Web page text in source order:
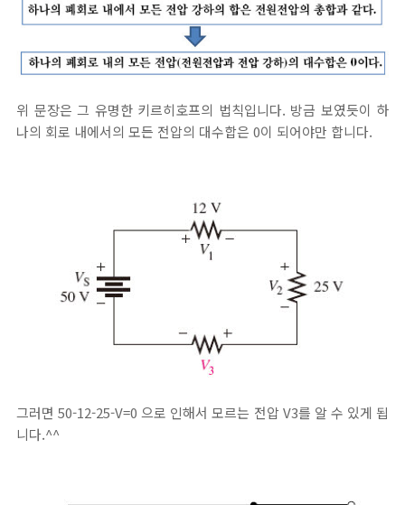
위 문장은 그 유명한 키르히호프의 법칙입니다. 방금 보였듯이 하
나의 회로 내에서의 모든 전압의 대수합은 0이 되어야만 합니다.
그러면 50-12-25-V=0 으로 인해서 모르는 전압 V3를 알 수 있게 됩
니다.^^